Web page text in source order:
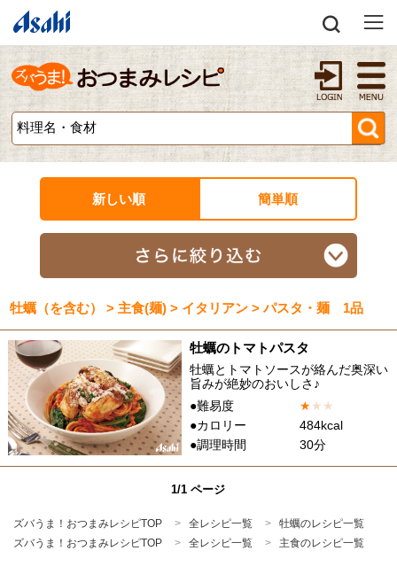
新しい順 簡単順
牡蠣（を含む） > 主食(麺) > イタリアン > パスタ・麺 1品
牡蠣のトマトパスタ
牡蠣とトマトソースが絡んだ奥深い
旨みが絶妙のおいしさ♪
●難易度
★★ ★
●カロリー
484kcal
●調理時間
30分
1/1 ページ
ズバうま！おつまみレシピTOP 全レシピ一覧
牡蠣のレシピ一覧
ズバうま！おつまみレシピTOP
全レシピ一覧 主食のレシピ一覧